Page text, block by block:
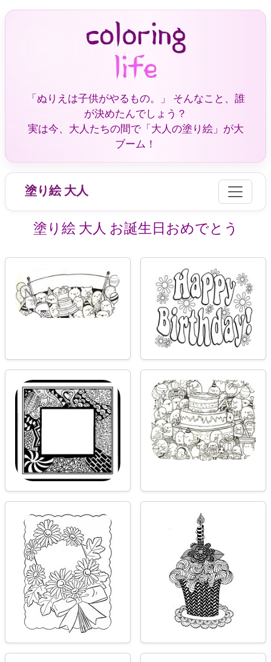
「ぬりえは子供がやるもの。」 そんなこと、誰
が決めたんでしょう？
実は今、大人たちの間で「大人の塗り絵」が大
ブーム！
塗り絵 大人
塗り絵 大人 お誕生日おめでとう